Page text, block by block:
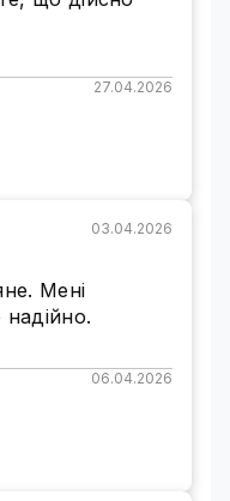
27.04.2026
03.04.2026
Мені
06.04.2026